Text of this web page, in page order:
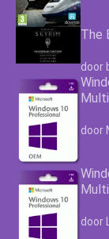
The
door
door
door